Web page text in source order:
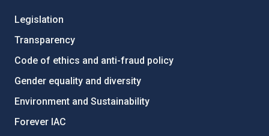
Legislation
Transparency
Code of ethics and anti-fraud policy
Gender equality and diversity
Environment and Sustainability
Forever IAC